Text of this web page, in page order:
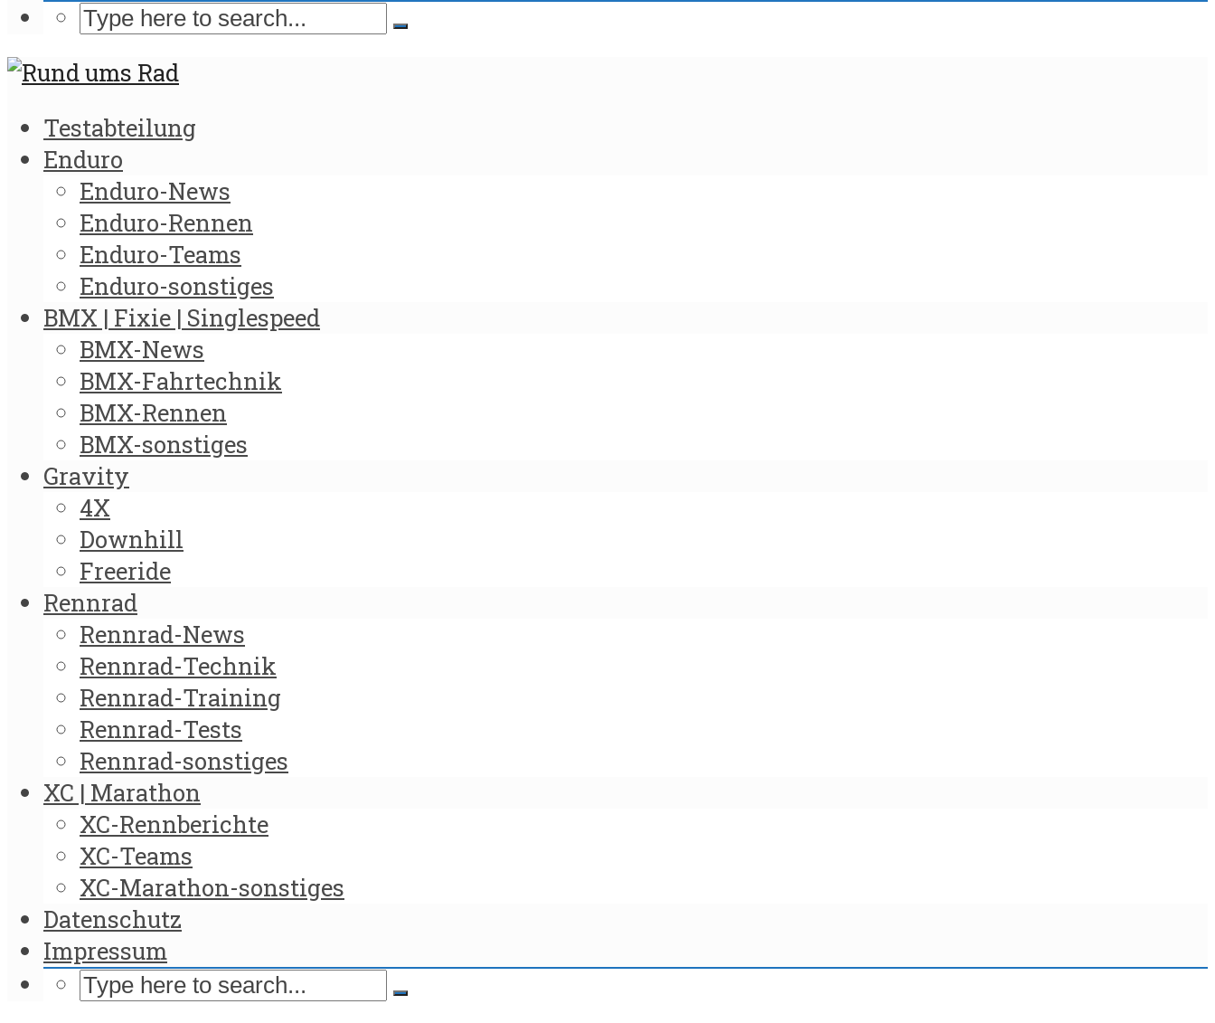
Testabteilung
Enduro
Enduro-News
Enduro-Rennen
Enduro-Teams
Enduro-sonstiges
BMX | Fixie | Singlespeed
BMX-News
BMX-Fahrtechnik
BMX-Rennen
BMX-sonstiges
Gravity
4X
Downhill
Freeride
Rennrad
Rennrad-News
Rennrad-Technik
Rennrad-Training
Rennrad-Tests
Rennrad-sonstiges
XC | Marathon
XC-Rennberichte
XC-Teams
XC-Marathon-sonstiges
Datenschutz
Impressum